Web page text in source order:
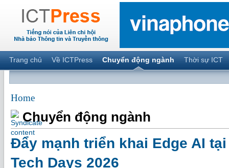
Trang chủ Về ICTPress Chuyển động ngành Thời sự ICT
Home
Chuyển động ngành
Đẩy mạnh triển khai Edge AI
Tech Days 2026